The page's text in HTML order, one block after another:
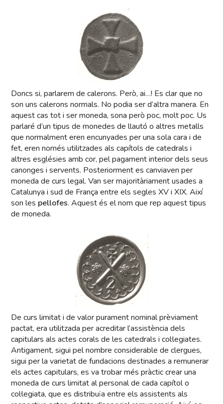
Doncs si, parlarem de calerons. Però, ai…! Es clar que no
son uns calerons normals. No podia ser d’altra manera. En
aquest cas tot i ser moneda, sona però poc, molt poc. Us
parlaré d’un tipus de monedes de llautó o altres metalls
que normalment eren encunyades per una sola cara i de
fet, eren només utilitzades als capítols de catedrals i
altres esglésies amb cor, pel pagament interior dels seus
canonges i servents. Posteriorment es canviaven per
moneda de curs legal. Van ser majoritàriament usades a
Catalunya i sud de França entre els segles XV i XIX. Així
son les pellofes. Aquest és el nom que rep aquest tipus
de moneda.
De curs limitat i de valor purament nominal prèviament
pactat, era utilitzada per acreditar l’assistència dels
capitulars als actes corals de les catedrals i col·legiates.
Antigament, sigui pel nombre considerable de clergues,
sigui per la varietat de fundacions destinades a remunerar
els actes capitulars, es va trobar més pràctic crear una
moneda de curs limitat al personal de cada capítol o
col·legiata, que es distribuïa entre els assistents als